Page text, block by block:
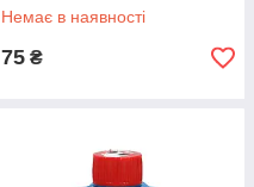
Немає в наявності
75 ₴